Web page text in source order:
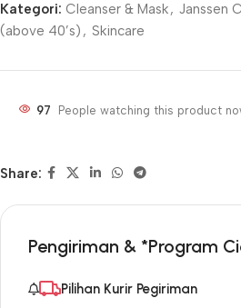
Kategori: Cleanser & Mask, Janssen
(above 40’s) , Skincare
97 People watching this product
Share:
Pengiriman & *Program
Pilihan Kurir Pegiriman